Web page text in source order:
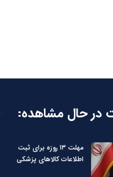
در حال مشاهده:
مهلت ۱۳ روزه برای ثبت
اطلاعات کالاهای پزشکی